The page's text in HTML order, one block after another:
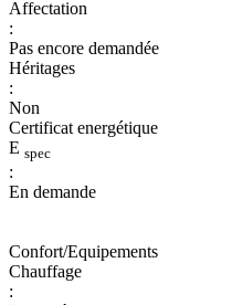
Affectation
:
Pas encore demandée
Héritages
:
Non
Certificat energétique
E spec
:
En demande
Confort/Equipements
Chauffage
: